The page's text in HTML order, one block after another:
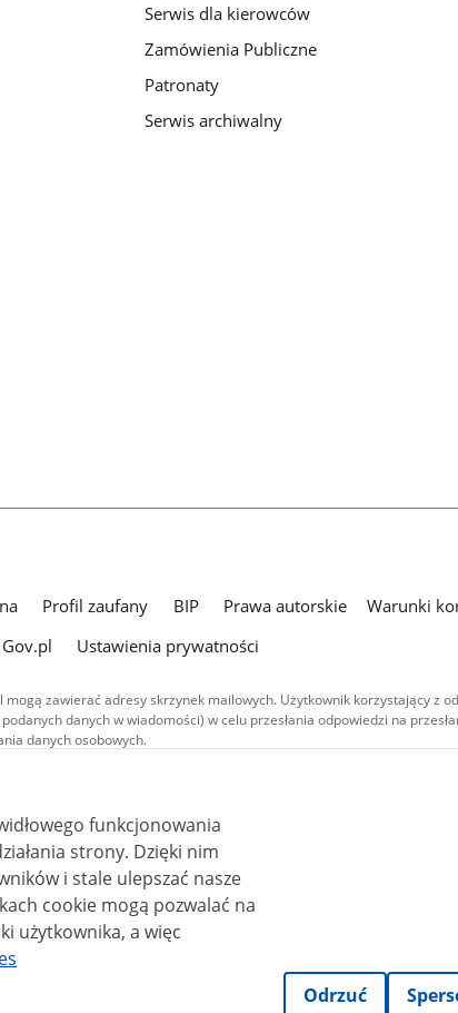
Serwis dla kierowców
Zamówienia Publiczne
Patronaty
Serwis archiwalny
Profil zaufany BIP Prawa autorskie Warunki
Ustawienia prywatności
zawierać adresy skrzynek mailowych. Użytkownik korzystający z
danych w wiadomości) w celu przesłania odpowiedzi na
danych osobowych.
w serwisie (z wyłączeniem treści audiowizualnych), są
Creative Commons: uznanie autorstwa - na tych samych
4.0). Materiały audiowizualne, w tym zdjęcia, materiały audio i wideo,
typu Creative Commons: uznanie autorstwa użycie niekomercyjne -
(CC BY-NC-ND 4.0), o ile nie jest to stwierdzone inaczej.
funkcjonowania
Dzięki nim
i stale ulepszać nasze
użytkownika, a więc
Odrzuć